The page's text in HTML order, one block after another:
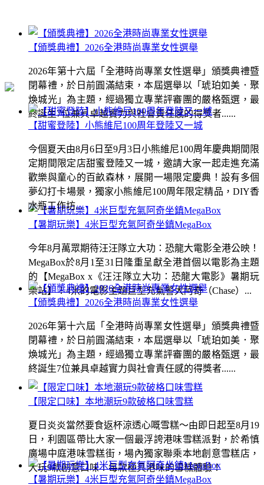
【頒獎典禮】2026全港時尚專業女性選舉
2026年第十六屆「全港時尚專業女性選舉」頒獎典禮暨
閉幕禮，於日前圓滿結束，本屆選舉以「琥珀如美．聚
煥城光」為主題，經過獨立專業評審團的嚴格甄選，最
終誕生7位兼具卓越實力與社會責任感的得獎者......
【暑期玩樂】4米巨型充氣阿奇坐鎮MegaBox
今年8月萬眾期待汪汪隊立大功：恐龍大電影全港公映！
MegaBox於8月1至31日隆重呈獻全港首個以電影為主題
的【MegaBox x《汪汪隊立大功：恐龍大電影》暑期玩
樂站】！4米的電影主題巨型充氣警犬阿奇（Chase）...
【限定口味】本地潮玩9款破格口味雪糕
夏日炎炎當然要食返杯涼透心嘅雪糕～由即日起至8月19
日，利園區帶比大家一個最浮誇港味雪糕派對，於希慎
廣場中庭港味雪糕街，場內獨家聯乘本地創意雪糕店，
大玩9款創意口味！每款極具港味的雪糕體驗！
【甜蜜登陸】小熊維尼100周年登陸又一城
今個夏天由8月6日至9月3日小熊維尼100周年慶典期間限
定期間限定店甜蜜登陸又一城，邀請大家一起走進充滿
歡樂與童心的百畝森林，展開一場限定慶典！設有多個
夢幻打卡場景，獨家小熊維尼100周年限定精品，DIY香
水瓶工作坊...
【頒獎典禮】2026全港時尚專業女性選舉
2026年第十六屆「全港時尚專業女性選舉」頒獎典禮暨
閉幕禮，於日前圓滿結束，本屆選舉以「琥珀如美．聚
煥城光」為主題，經過獨立專業評審團的嚴格甄選，最
終誕生7位兼具卓越實力與社會責任感的得獎者......
【暑期玩樂】4米巨型充氣阿奇坐鎮MegaBox